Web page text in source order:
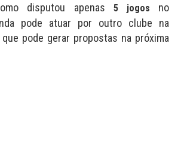
disputou apenas 5 jogos no
pode atuar por outro clube na
pode gerar propostas na próxima